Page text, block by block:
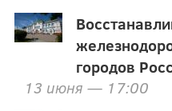
городов
13 июня — 17:00